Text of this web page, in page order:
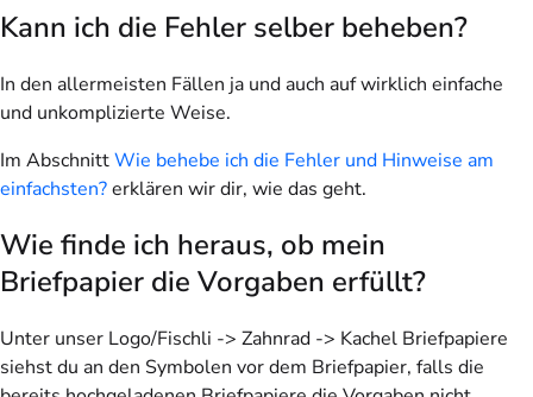
Kann ich die Fehler selber beheben?
In den allermeisten Fällen ja und auch auf wirklich einfache
und unkomplizierte Weise.
Im AbschnittWie behebe ich die Fehler und Hinweise am
einfachsten?erklären wir dir, wie das geht.
Wie finde ich heraus, ob mein
Briefpapier die Vorgaben erfüllt?
Unter unser Logo/Fischli -> Zahnrad -> Kachel Briefpapiere
siehst du an den Symbolen vor dem Briefpapier, falls die